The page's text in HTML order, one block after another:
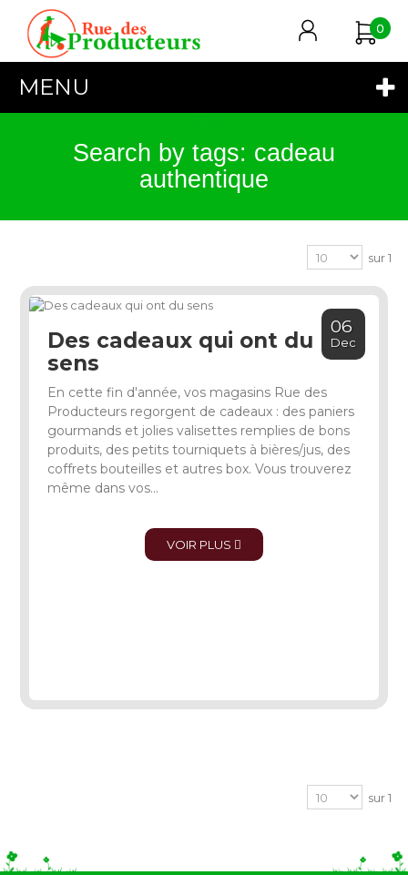
0
MENU
Search by tags: cadeau
authentique
sur 1
06
Dec
Des cadeaux qui ont du
sens
En cette fin d'année, vos magasins Rue des
Producteurs regorgent de cadeaux : des paniers
gourmands et jolies valisettes remplies de bons
produits, des petits tourniquets à bières/jus, des
coffrets bouteilles et autres box. Vous trouverez
même dans vos...
VOIR PLUS
sur 1